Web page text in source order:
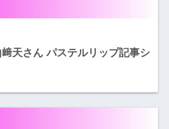
天さん パステルリップ記事シ